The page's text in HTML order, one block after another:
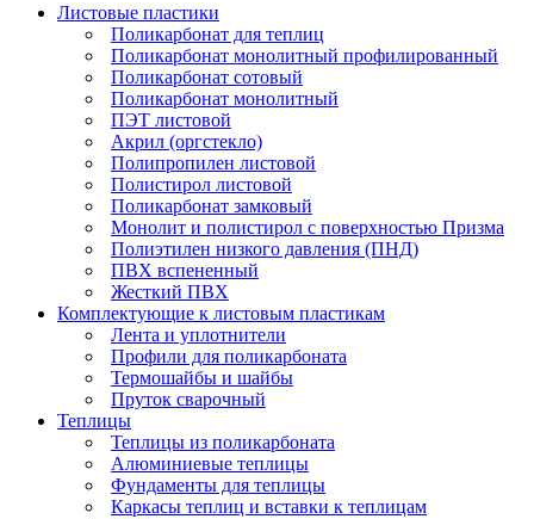
Листовые пластики
Поликарбонат для теплиц
Поликарбонат монолитный профилированный
Поликарбонат сотовый
Поликарбонат монолитный
ПЭТ листовой
Акрил (оргстекло)
Полипропилен листовой
Полистирол листовой
Поликарбонат замковый
Монолит и полистирол с поверхностью Призма
Полиэтилен низкого давления (ПНД)
ПВХ вспененный
Жесткий ПВХ
Комплектующие к листовым пластикам
Лента и уплотнители
Профили для поликарбоната
Термошайбы и шайбы
Пруток сварочный
Теплицы
Теплицы из поликарбоната
Алюминиевые теплицы
Фундаменты для теплицы
Каркасы теплиц и вставки к теплицам